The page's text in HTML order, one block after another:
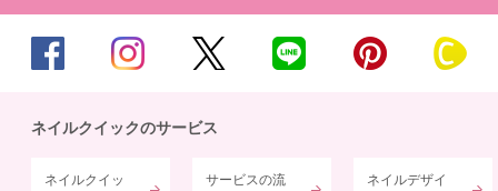
ネイルクイックのサービス
ネイルクイッ
サービスの流
ネイルデザイ